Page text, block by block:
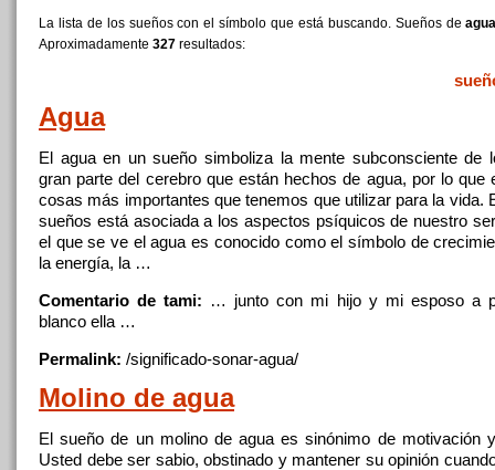
La lista de los sueños con el símbolo que está buscando. Sueños de
Aproximadamente 327 resultados:
Agua
El aguaen un sueño simboliza la mente subconsciente de
gran parte del cerebro que están hechos de agua, por lo que
cosas más importantes que tenemos que utilizar para la vida.
sueños está asociada a los aspectos psíquicos de nuestro
el que se ve elagua es conocido como el símbolo de
la energía, la …
Comentario de tami: … junto con mi hijo ymi esposo a
blanco ella …
Permalink: /significado-sonar-agua/
Molino de agua
El sueño de un molino de agua es sinónimo de motivación y
Usted debe ser sabio, obstinado ymantener su opinión